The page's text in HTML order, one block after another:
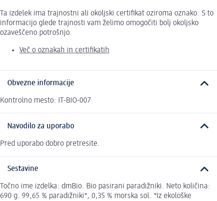
Ta izdelek ima trajnostni ali okoljski certifikat oziroma oznako. S to
informacijo glede trajnosti vam želimo omogočiti bolj okoljsko
ozaveščeno potrošnjo.
Več o oznakah in certifikatih
Obvezne informacije
Kontrolno mesto: IT-BIO-007
Navodilo za uporabo
Pred uporabo dobro pretresite.
Sestavine
Točno ime izdelka: dmBio. Bio pasirani paradižniki. Neto količina:
690 g. 99,65 % paradižniki*, 0,35 % morska sol. *Iz ekološke